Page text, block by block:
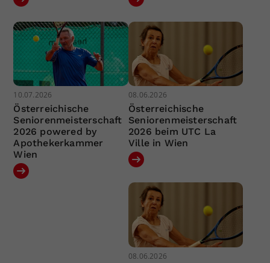
10.07.2026
Österreichische
Seniorenmeisterschaft
2026 powered by
Apothekerkammer
Wien
08.06.2026
Österreichische
Seniorenmeisterschaft
2026 beim UTC La
Ville in Wien
08.06.2026